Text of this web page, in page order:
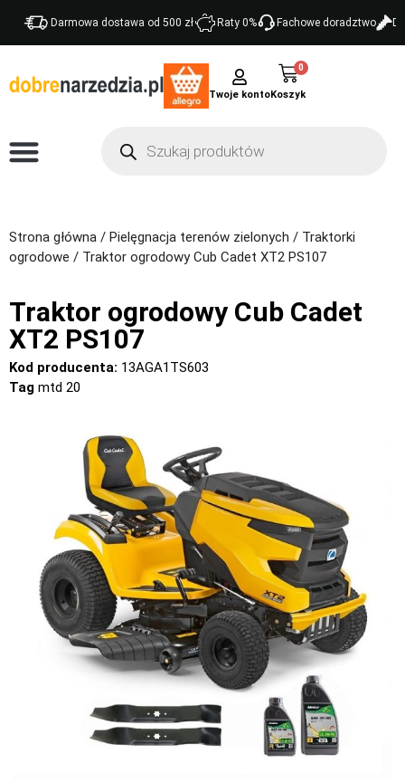
Darmowa dostawa od 500 zł Raty 0% Fachowe doradztwo
Twoje konto
0
Strona główna / Pielęgnacja terenów zielonych / Traktorki
ogrodowe / Traktor ogrodowy Cub Cadet XT2 PS107
Traktor ogrodowy Cub Cadet
XT2 PS107
Kod producenta: 13AGA1TS603
Tag mtd 20